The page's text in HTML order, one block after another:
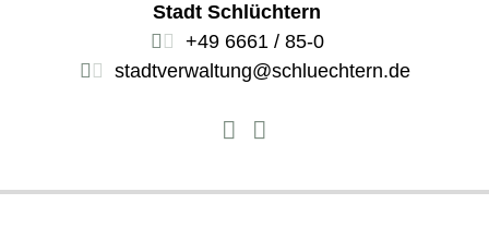
Stadt Schlüchtern
+49 6661 / 85-0
stadtverwaltung@schluechtern.de